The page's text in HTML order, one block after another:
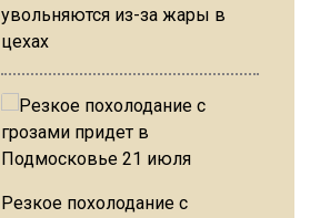
увольняются из-за жары в
цехах
Резкое похолодание с